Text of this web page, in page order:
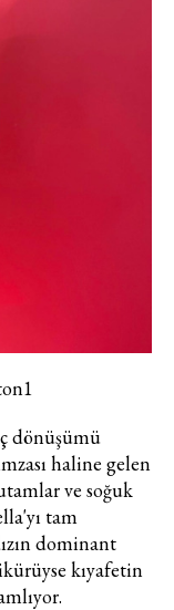
dönüşümü
haline gelen
ve soğuk
tam
dominant
kıyafetin